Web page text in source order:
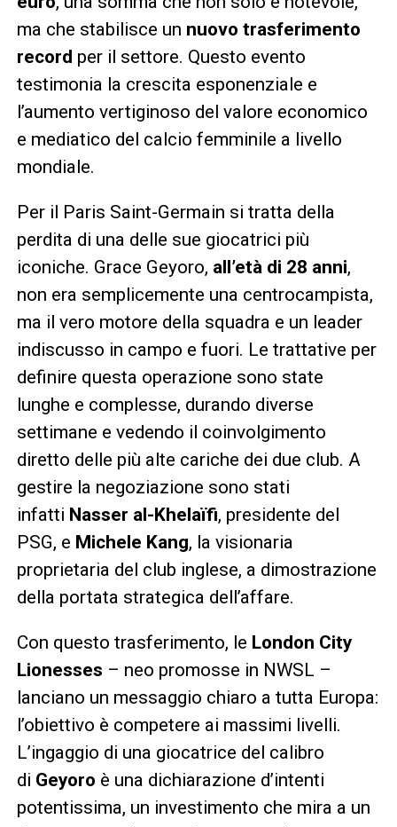
ma che stabilisce un nuovo trasferimento
record per il settore. Questo evento
testimonia la crescita esponenziale e
l’aumento vertiginoso del valore economico
e mediatico del calcio femminile a livello
mondiale.
Per il Paris Saint-Germain si tratta della
perdita di una delle sue giocatrici più
iconiche. Grace Geyoro, all’età di 28 anni,
non era semplicemente una centrocampista,
ma il vero motore della squadra e un leader
indiscusso in campo e fuori. Le trattative per
definire questa operazione sono state
lunghe e complesse, durando diverse
settimane e vedendo il coinvolgimento
diretto delle più alte cariche dei due club. A
gestire la negoziazione sono stati
infatti Nasser al-Khelaïfi, presidente del
PSG, e Michele Kang, la visionaria
proprietaria del club inglese, a dimostrazione
della portata strategica dell’affare.
Con questo trasferimento, le London City
Lionesses – neo promosse in NWSL –
lanciano un messaggio chiaro a tutta Europa:
l’obiettivo è competere ai massimi livelli.
L’ingaggio di una giocatrice del calibro
di Geyoro è una dichiarazione d’intenti
potentissima, un investimento che mira a un